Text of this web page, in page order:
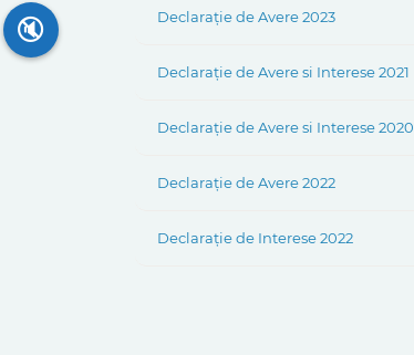
Declarație de Avere 2023
Declarație de Avere si Interese 2021
Declarație de Avere si Interese 2020
Declarație de Avere 2022
Declarație de Interese 2022
🔇